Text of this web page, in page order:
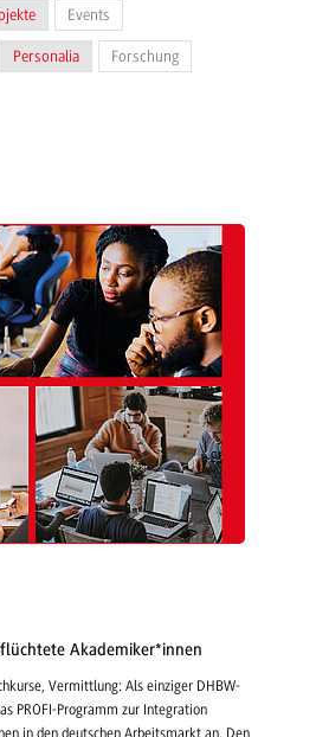
Events
Personalia Forschung
Akademiker*innen
Vermittlung: Als einziger DHBW-
PROFI-Programm zur Integration
in den deutschen Arbeitsmarkt an. Den